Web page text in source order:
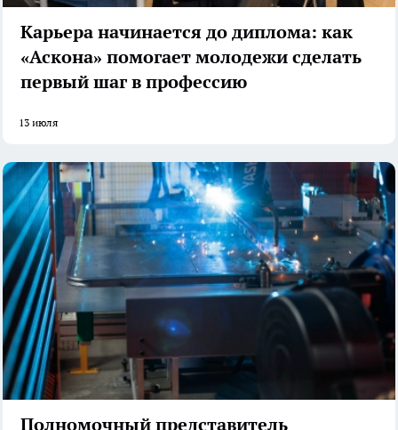
Карьера начинается до диплома: как
«Аскона» помогает молодежи сделать
первый шаг в профессию
13 июля
Полномочный представитель